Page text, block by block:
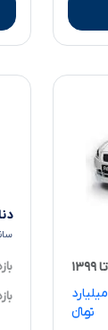
۹۲۵ میلیون تا ۱.۲۵۰ میلیارد
تومانءءء